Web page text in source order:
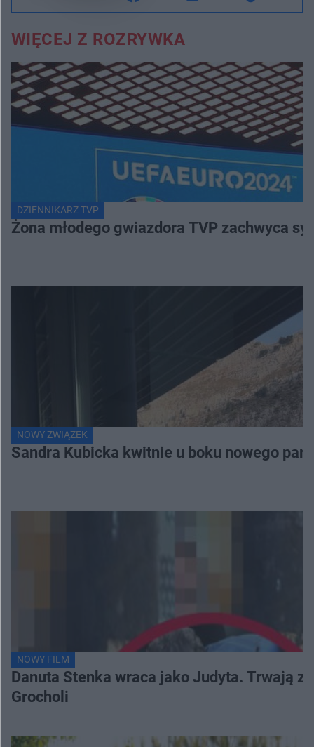
WIĘCEJ Z ROZRYWKA
DZIENNIKARZ TVP
Żona młodego gwiazdora TVP zachwyca
NOWY ZWIĄZEK
Sandra Kubicka kwitnie u boku nowego
NOWY FILM
Danuta Stenka wraca jako Judyta. Trwają
Grocholi